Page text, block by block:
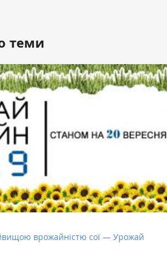
теми
врожайністю сої — Урожай